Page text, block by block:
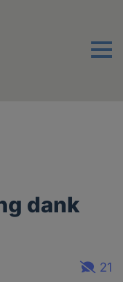
Menu
dank
21